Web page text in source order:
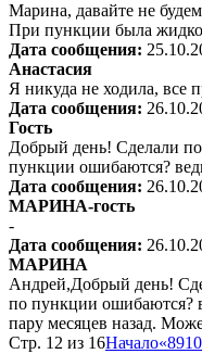
Марина, давайте не
При пункции была
Дата сообщения:
Анастасия
Я никуда не ходила, все
Дата сообщения:
Гость
Добрый день! Сделали
пункции ошибаются?
Дата сообщения:
МАРИНА-гость
-
Дата сообщения:
МАРИНА
Андрей,Добрый день!
по пункции ошибаются?
пару месяцев назад.
Стр. 12 из 16Начало«8910